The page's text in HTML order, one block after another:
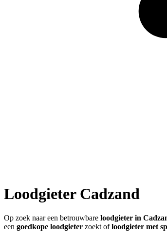
Loodgieter Cadzand
Op zoek naar een betrouwbare loodgieter in
een goedkope loodgieter zoekt ofloodgieter met